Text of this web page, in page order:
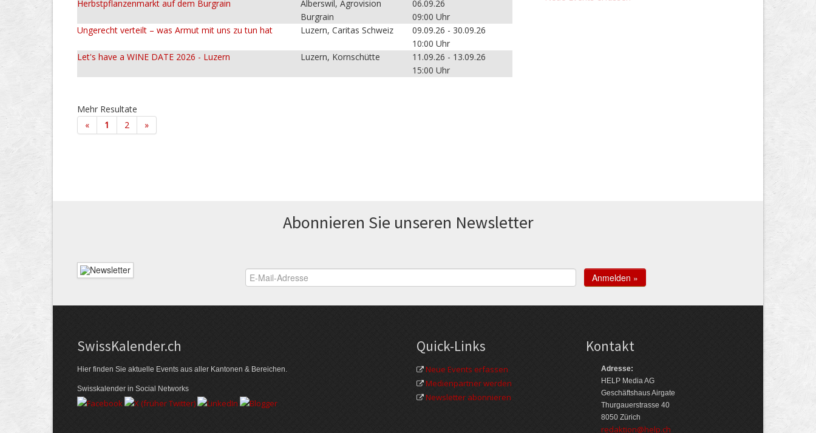
Herbstpflanzenmarkt auf dem Burgrain
Alberswil, Agrovision
Burgrain
06.09.26
09:00 Uhr
Ungerecht verteilt – was Armut mit uns zu tun hat
Luzern, Caritas Schweiz
09.09.26 - 30.09.26
10:00 Uhr
Let's have a WINE DATE 2026 - Luzern
Luzern, Kornschütte
11.09.26 - 13.09.26
15:00 Uhr
Mehr Resultate
«
1 2 »
Abonnieren Sie unseren News­letter
Swiss­Kalender.ch
Hier finden Sie aktuelle Events aus aller Kantonen & Bereichen.
Swisskalender in Social Networks
Quick-Links
Neue Events erfassen
Medienpartner werden
Newsletter abonnieren
Kontakt
Adresse:
HELP Media AG
Geschäftshaus Airgate
Thurgauerstrasse 40
8050 Zürich
redaktion@help.ch